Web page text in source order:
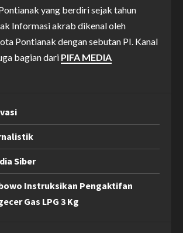
yang berdiri sejak tahun
Informasi akrab dikenal oleh
Pontianak dengan sebutan PI. Kanal
bagian dari PIFA MEDIA
Siber
Instruksikan Pengaktifan
Gas LPG 3 Kg